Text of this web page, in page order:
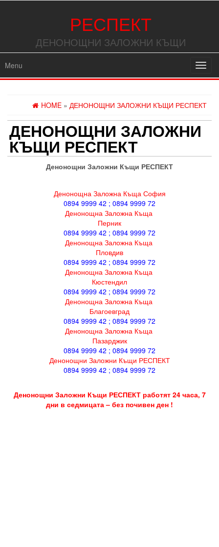
РЕСПЕКТ
ДЕНОНОЩНИ ЗАЛОЖНИ КЪЩИ
Menu
HOME » ДЕНОНОЩНИ ЗАЛОЖНИ КЪЩИ РЕСПЕКТ
ДЕНОНОЩНИ ЗАЛОЖНИ
КЪЩИ РЕСПЕКТ
Денонощни Заложни Къщи РЕСПЕКТ
Денонощна Заложна Къща София
0894 9999 42 ; 0894 9999 72
Денонощна Заложна Къща
Перник
0894 9999 42 ; 0894 9999 72
Денонощна Заложна Къща
Пловдив
0894 9999 42 ; 0894 9999 72
Денонощна Заложна Къща
Кюстендил
0894 9999 42 ; 0894 9999 72
Денонощна Заложна Къща
Благоевград
0894 9999 42 ; 0894 9999 72
Денонощна Заложна Къща
Пазарджик
0894 9999 42 ; 0894 9999 72
Денонощни Заложни Къщи РЕСПЕКТ
0894 9999 42 ; 0894 9999 72
Денонощни Заложни Къщи РЕСПЕКТ работят 24 часа, 7
дни в седмицата – без почивен ден !